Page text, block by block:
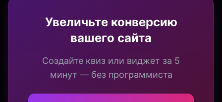
Увеличьте конверсию
вашего сайта
Создайте квиз или виджет за 5
минут — без программиста